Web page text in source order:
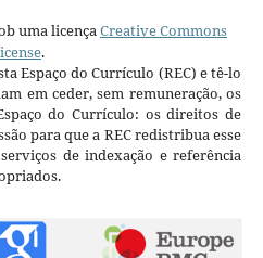
uma licençaCreative Commons
.
Espaço do Currículo (REC) e tê-lo
em ceder, sem remuneração, os
do Currículo: os direitos de
para que a REC redistribua esse
de indexação e referência